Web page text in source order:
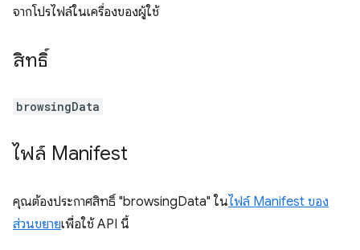
จากโปรไฟล์ในเครื่องของผู้ใช้
สิทธิ์
browsingData
ไฟล์ Manifest
คุณต้องประกาศสิทธิ์ "browsingData" ในไฟล์ Manifest ของ
ส่วนขยายเพื่อใช้ API นี้